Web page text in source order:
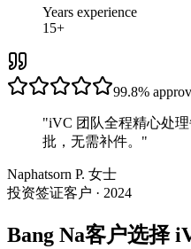
Years experience
15+
99.8%
"iVC 团队全程精心处
批，无需补件。 "
Naphatsorn P. 女士
投资签证客户 · 2024
Bang Na客户选择